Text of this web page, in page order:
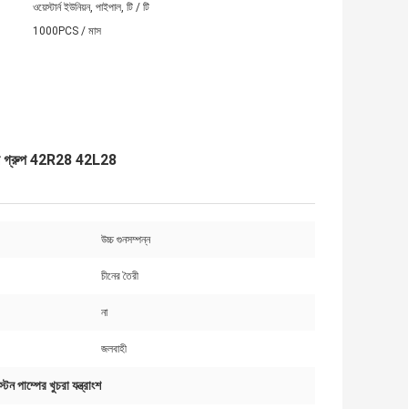
ওয়েস্টার্ন ইউনিয়ন, পাইপাল, টি / টি
1000PCS / মাস
গ্রুপ 42R28 42L28
উচ্চ গুনসম্পন্ন
চীনের তৈরী
না
জলবাহী
পাম্পের খুচরা যন্ত্রাংশ